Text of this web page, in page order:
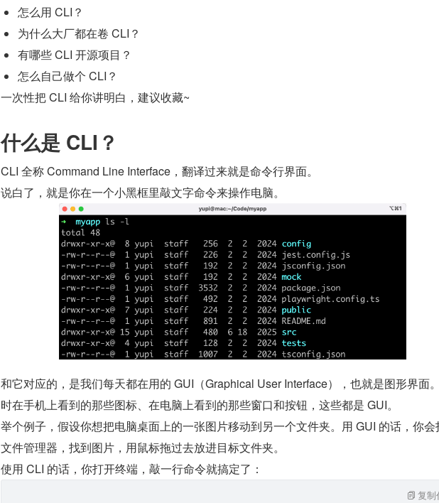
怎么用 CLI？
为什么大厂都在卷 CLI？
有哪些 CLI 开源项目？
怎么自己做个 CLI？
一次性把 CLI 给你讲明白，建议收藏~
什么是 CLI？
CLI 全称 Command Line Interface，翻译过来就是命令行界面。
说白了，就是你在一个小黑框里敲文字命令来操作电脑。
和它对应的，是我们每天都在用的 GUI（Graphical User Interface），也就是图形界面
时在手机上看到的那些图标、在电脑上看到的那些窗口和按钮，这些都是 GUI。
举个例子，假设你想把电脑桌面上的一张图片移动到另一个文件夹。用 GUI 的话，你会
文件管理器，找到图片，用鼠标拖过去放进目标文件夹。
使用 CLI 的话，你打开终端，敲一行命令就搞定了：
复制